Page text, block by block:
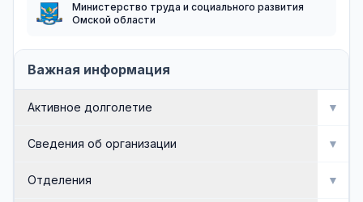
Министерство труда и социального развития
Омской области
Важная информация
Активное долголетие ▼
Мероприятия
Активное долголетие
Сведения об организации ▼
Об организации
Отделения ▼